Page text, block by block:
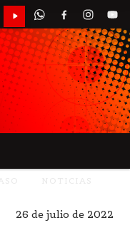
26 de julio de 2022